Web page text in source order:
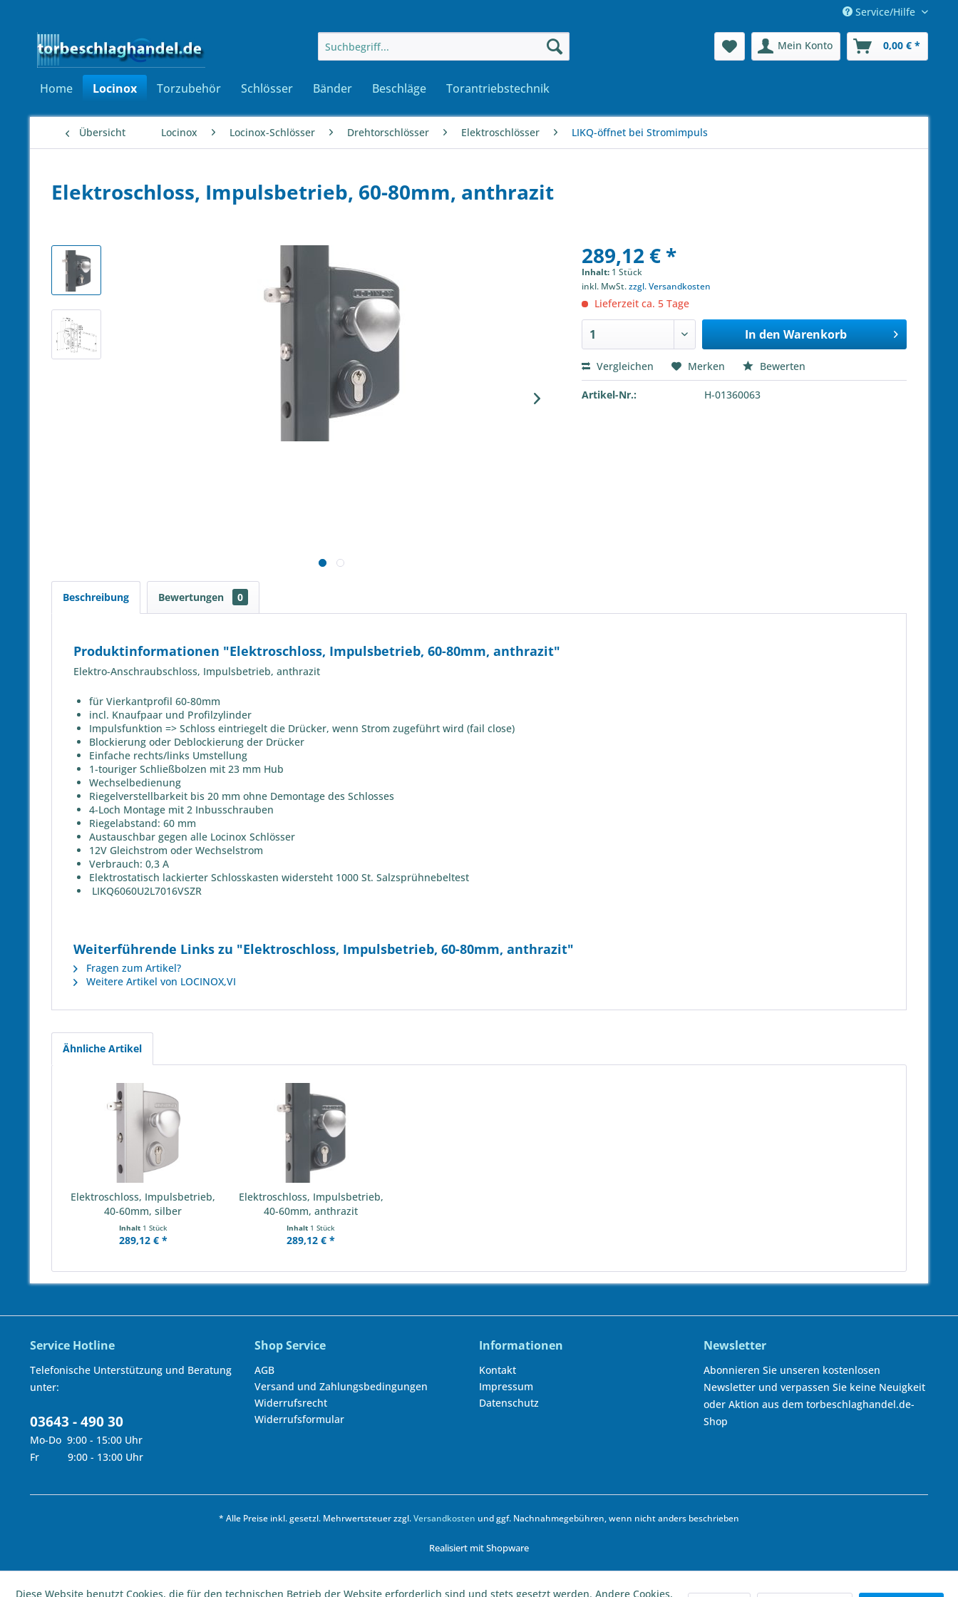
Service/Hilfe
Mein Konto 0,00 € *
Home Locinox Torzubehör Schlösser Bänder Beschläge Torantriebstechnik
Übersicht Locinox Locinox-Schlösser Drehtorschlösser Elektroschlösser LIKQ-öffnet bei Stromimpuls
Elektroschloss, Impulsbetrieb, 60-80mm, anthrazit
289,12 € *
Inhalt: 1 Stück
inkl. MwSt.zzgl. Versandkosten
Lieferzeit ca. 5 Tage
In den Warenkorb
Vergleichen Merken Bewerten
Artikel-Nr.: H-01360063
Beschreibung Bewertungen 0
Produktinformationen "Elektroschloss, Impulsbetrieb, 60-80mm, anthrazit"
Elektro-Anschraubschloss, Impulsbetrieb, anthrazit
für Vierkantprofil 60-80mm
incl. Knaufpaar und Profilzylinder
Impulsfunktion => Schloss eintriegelt die Drücker, wenn Strom zugeführt wird (fail close)
Blockierung oder Deblockierung der Drücker
Einfache rechts/links Umstellung
1-touriger Schließbolzen mit 23 mm Hub
Wechselbedienung
Riegelverstellbarkeit bis 20 mm ohne Demontage des Schlosses
4-Loch Montage mit 2 Inbusschrauben
Riegelabstand: 60 mm
Austauschbar gegen alle Locinox Schlösser
12V Gleichstrom oder Wechselstrom
Verbrauch: 0,3 A
Elektrostatisch lackierter Schlosskasten widersteht 1000 St. Salzsprühnebeltest
LIKQ6060U2L7016VSZR
Weiterführende Links zu "Elektroschloss, Impulsbetrieb, 60-80mm, anthrazit"
Fragen zum Artikel?
Weitere Artikel von LOCINOX,VI
Ähnliche Artikel
Elektroschloss, Impulsbetrieb,
40-60mm, silber
Inhalt 1 Stück
289,12 € *
Elektroschloss, Impulsbetrieb,
40-60mm, anthrazit
Inhalt 1 Stück
289,12 € *
Service Hotline
Telefonische Unterstützung und Beratung
unter:
03643 - 490 30
Mo-Do 9:00 - 15:00 Uhr
Fr 9:00 - 13:00 Uhr
Shop Service
AGB
Versand und Zahlungsbedingungen
Widerrufsrecht
Widerrufsformular
Informationen
Kontakt
Impressum
Datenschutz
Newsletter
Abonnieren Sie unseren kostenlosen
Newsletter und verpassen Sie keine Neuigkeit
oder Aktion aus dem torbeschlaghandel.de-
Shop
* Alle Preise inkl. gesetzl. Mehrwertsteuer zzgl.Versandkosten und ggf. Nachnahmegebühren, wenn nicht anders beschrieben
Realisiert mit Shopware
Diese Website benutzt Cookies, die für den technischen Betrieb der Website erforderlich sind und stets gesetzt werden. Andere Cookies,